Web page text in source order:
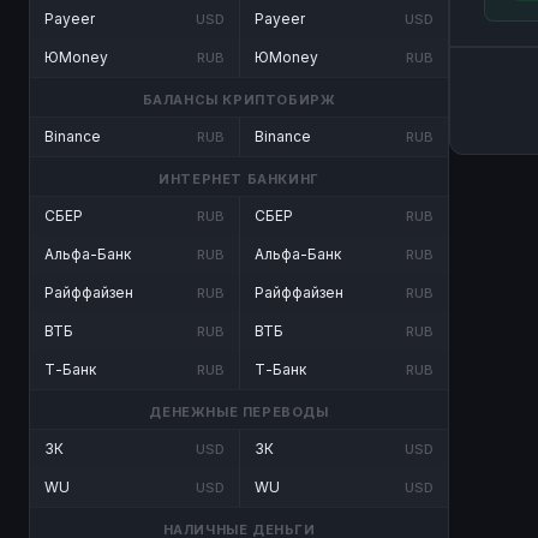
Payeer USD
ЮMoney RUB
Payeer USD
ЮMoney RUB
БАЛАНСЫ КРИПТОБИРЖ
Binance RUB Binance RUB
ИНТЕРНЕТ БАНКИНГ
СБЕР RUB
Альфа-Банк RUB
Райффайзен RUB
ВТБ RUB
Т-Банк RUB
СБЕР RUB
Альфа-Банк RUB
Райффайзен RUB
ВТБ RUB
Т-Банк RUB
ДЕНЕЖНЫЕ ПЕРЕВОДЫ
ЗК USD
WU USD
ЗК USD
WU USD
НАЛИЧНЫЕ ДЕНЬГИ